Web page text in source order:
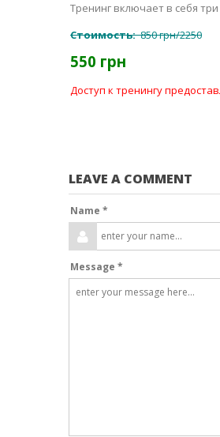
Тренинг включает в себя
Стоимость:850 грн/2250
550 грн
Доступ к тренингу
LEAVE A COMMENT
Name *
Message *